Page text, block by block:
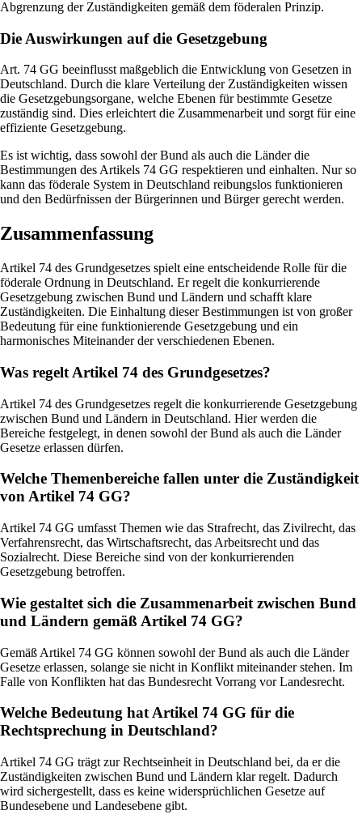
Abgrenzung der Zuständigkeiten gemäß dem föderalen Prinzip.
Die Auswirkungen auf die Gesetzgebung
Art. 74 GG beeinflusst maßgeblich die Entwicklung von Gesetzen in
Deutschland. Durch die klare Verteilung der Zuständigkeiten wissen
die Gesetzgebungsorgane, welche Ebenen für bestimmte Gesetze
zuständig sind. Dies erleichtert die Zusammenarbeit und sorgt für eine
effiziente Gesetzgebung.
Es ist wichtig, dass sowohl der Bund als auch die Länder die
Bestimmungen des Artikels 74 GG respektieren und einhalten. Nur so
kann das föderale System in Deutschland reibungslos funktionieren
und den Bedürfnissen der Bürgerinnen und Bürger gerecht werden.
Zusammenfassung
Artikel 74 des Grundgesetzes spielt eine entscheidende Rolle für die
föderale Ordnung in Deutschland. Er regelt die konkurrierende
Gesetzgebung zwischen Bund und Ländern und schafft klare
Zuständigkeiten. Die Einhaltung dieser Bestimmungen ist von großer
Bedeutung für eine funktionierende Gesetzgebung und ein
harmonisches Miteinander der verschiedenen Ebenen.
Was regelt Artikel 74 des Grundgesetzes?
Artikel 74 des Grundgesetzes regelt die konkurrierende Gesetzgebung
zwischen Bund und Ländern in Deutschland. Hier werden die
Bereiche festgelegt, in denen sowohl der Bund als auch die Länder
Gesetze erlassen dürfen.
Welche Themenbereiche fallen unter die Zuständigkeit
von Artikel 74 GG?
Artikel 74 GG umfasst Themen wie das Strafrecht, das Zivilrecht, das
Verfahrensrecht, das Wirtschaftsrecht, das Arbeitsrecht und das
Sozialrecht. Diese Bereiche sind von der konkurrierenden
Gesetzgebung betroffen.
Wie gestaltet sich die Zusammenarbeit zwischen Bund
und Ländern gemäß Artikel 74 GG?
Gemäß Artikel 74 GG können sowohl der Bund als auch die Länder
Gesetze erlassen, solange sie nicht in Konflikt miteinander stehen. Im
Falle von Konflikten hat das Bundesrecht Vorrang vor Landesrecht.
Welche Bedeutung hat Artikel 74 GG für die
Rechtsprechung in Deutschland?
Artikel 74 GG trägt zur Rechtseinheit in Deutschland bei, da er die
Zuständigkeiten zwischen Bund und Ländern klar regelt. Dadurch
wird sichergestellt, dass es keine widersprüchlichen Gesetze auf
Bundesebene und Landesebene gibt.